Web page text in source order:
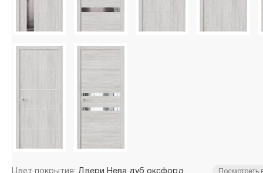
Цвет покрытия: Двери Нева дуб оксфорд Посмотреть